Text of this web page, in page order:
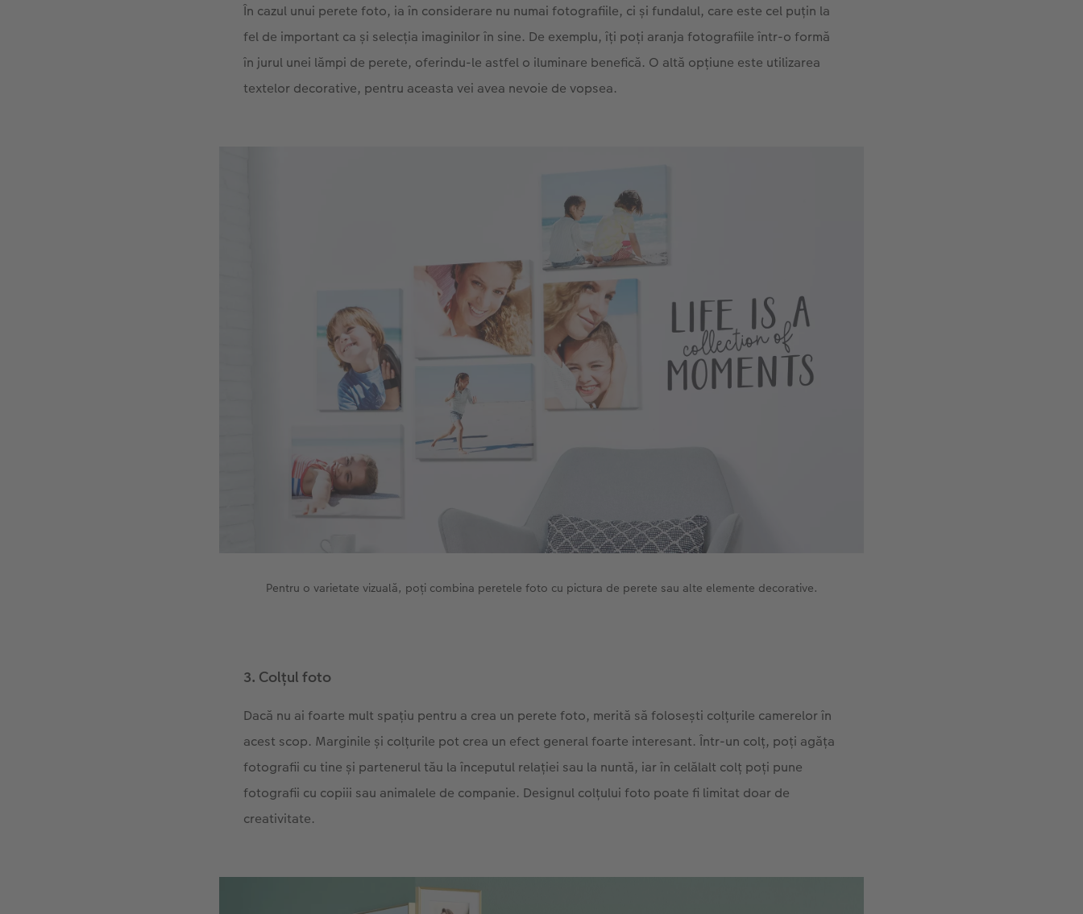
În cazul unui perete foto, ia în considerare nu numai fotografiile, ci și fundalul, care este cel puțin la
fel de important ca și selecția imaginilor în sine. De exemplu, îți poți aranja fotografiile într-o formă
în jurul unei lămpi de perete, oferindu-le astfel o iluminare benefică. O altă opțiune este utilizarea
textelor decorative, pentru aceasta vei avea nevoie de vopsea.
Pentru o varietate vizuală, poți combina peretele foto cu pictura de perete sau alte elemente decorative.
3. Colțul foto
Dacă nu ai foarte mult spațiu pentru a crea un perete foto, merită să folosești colțurile camerelor în
acest scop. Marginile și colțurile pot crea un efect general foarte interesant. Într-un colț, poți agăța
fotografii cu tine și partenerul tău la începutul relației sau la nuntă, iar în celălalt colț poți pune
fotografii cu copiii sau animalele de companie. Designul colțului foto poate fi limitat doar de
creativitate.